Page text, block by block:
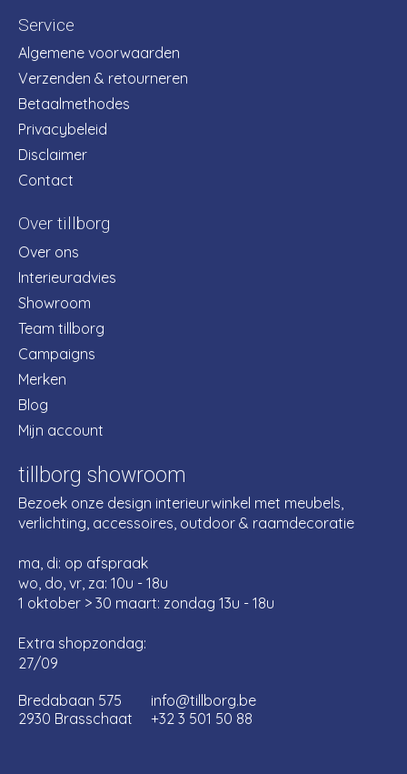
Service
Algemene voorwaarden
Verzenden & retourneren
Betaalmethodes
Privacybeleid
Disclaimer
Contact
Over tillborg
Over ons
Interieuradvies
Showroom
Team tillborg
Campaigns
Merken
Blog
Mijn account
tillborg showroom
Bezoek onze design interieurwinkel met meubels,
verlichting, accessoires, outdoor & raamdecoratie
ma, di: op afspraak
wo, do, vr, za: 10u - 18u
1 oktober > 30 maart: zondag 13u - 18u
Extra shopzondag:
27/09
Bredabaan 575
2930 Brasschaat
info@tillborg.be
+32 3 501 50 88